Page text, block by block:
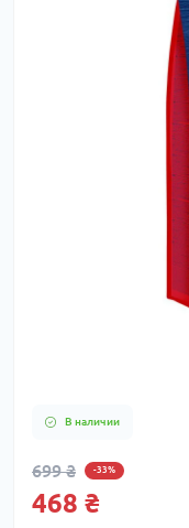
В наличии
699 ₴ -33%
468 ₴